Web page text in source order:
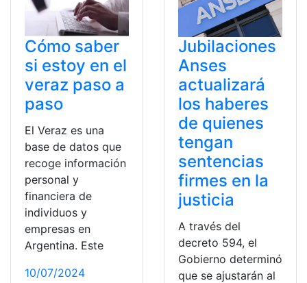
Cómo saber
si estoy en el
veraz paso a
paso
El Veraz es una
base de datos que
recoge información
personal y
financiera de
individuos y
empresas en
Argentina. Este
10/07/2024
Jubilaciones
Anses
actualizará
los haberes
de quienes
tengan
sentencias
firmes en la
justicia
A través del
decreto 594, el
Gobierno determinó
que se ajustarán al